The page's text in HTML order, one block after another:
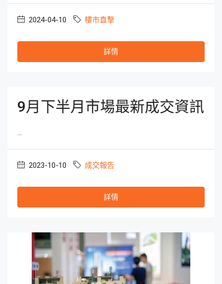
2024-04-10 樓市直撃
詳情
9月下半月市場最新成交資訊
...
2023-10-10 成交報告
詳情